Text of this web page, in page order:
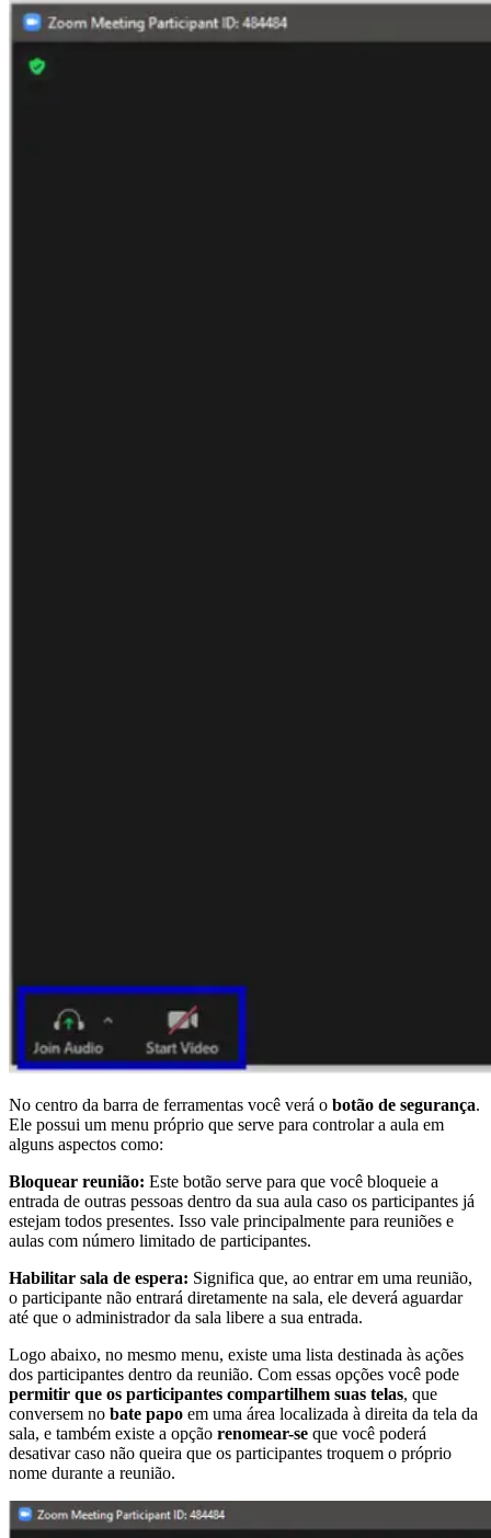
No centro da barra de ferramentas você verá o botão de segurança.
Ele possui um menu próprio que serve para controlar a aula em
alguns aspectos como:
Bloquear reunião: Este botão serve para que você bloqueie a
entrada de outras pessoas dentro da sua aula caso os participantes já
estejam todos presentes. Isso vale principalmente para reuniões e
aulas com número limitado de participantes.
Habilitar sala de espera: Significa que, ao entrar em uma reunião,
o participante não entrará diretamente na sala, ele deverá aguardar
até que o administrador da sala libere a sua entrada.
Logo abaixo, no mesmo menu, existe uma lista destinada às ações
dos participantes dentro da reunião. Com essas opções você pode
permitir que os participantes compartilhem suas telas, que
conversem no bate papo em uma área localizada à direita da tela da
sala, e também existe a opção renomear-se que você poderá
desativar caso não queira que os participantes troquem o próprio
nome durante a reunião.